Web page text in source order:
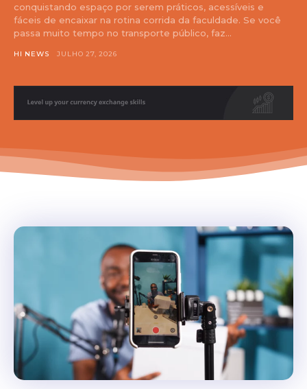
conquistando espaço por serem práticos, acessíveis e
fáceis de encaixar na rotina corrida da faculdade. Se você
passa muito tempo no transporte público, faz...
HI NEWS JULHO 27, 2026